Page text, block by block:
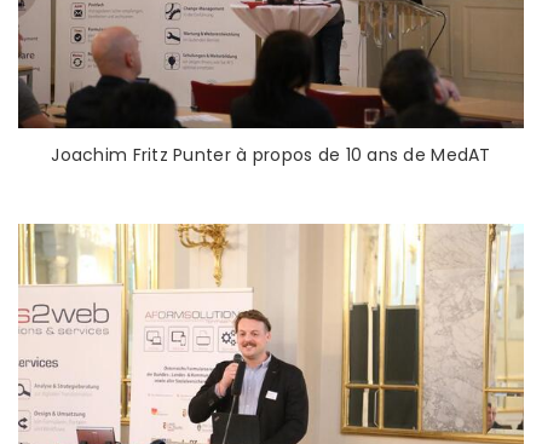
Joachim Fritz Punter à propos de 10 ans de MedAT